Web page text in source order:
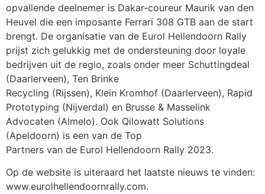
opvallende deelnemer is Dakar-coureur Maurik van den
Heuvel die een imposante Ferrari 308 GTB aan de start
brengt. De organisatie van de Eurol Hellendoorn Rally
prijst zich gelukkig met de ondersteuning door loyale
bedrijven uit de regio, zoals onder meer Schuttingdeal
(Daarlerveen), Ten Brinke
Recycling (Rijssen), Klein Kromhof (Daarlerveen), Rapid
Prototyping (Nijverdal) en Brusse & Masselink
Advocaten (Almelo). Ook Qilowatt Solutions
(Apeldoorn) is een van de Top
Partners van de Eurol Hellendoorn Rally 2023.
Op de website is uiteraard het laatste nieuws te vinden:
www.eurolhellendoornrally.com.